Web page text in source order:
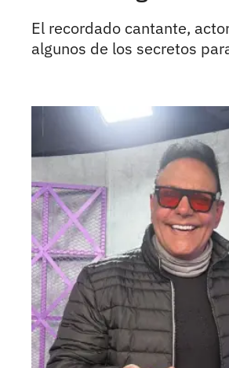
El recordado cantante,
algunos de los secretos